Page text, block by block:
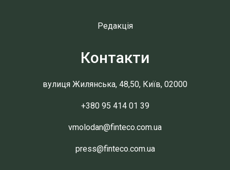
Редакція
Контакти
вулиця Жилянська, 48,50, Київ, 02000
+380 95 414 01 39
vmolodan@finteco.com.ua
press@finteco.com.ua